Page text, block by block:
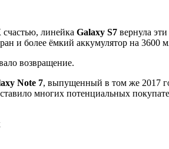
линейка Galaxy S7 вернула
и более ёмкий аккумулятор на 3600
возвращение.
Note 7, выпущенный в том же 2017
многих потенциальных